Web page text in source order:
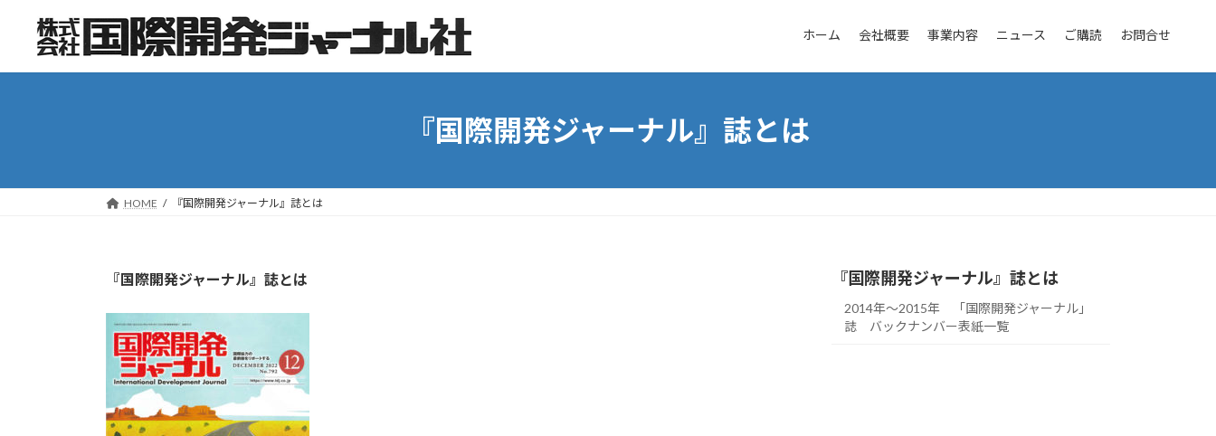
ン
ッ
ー
移
ホーム 会社概要 事業内容 ニュース ご購読 お問合せ
『国際開発ジャーナル』誌とは
HOME 『国際開発ジャーナル』誌とは
『国際開発ジャーナル』誌とは 『国際開発ジャーナル』誌とは
2014年～2015年 「国際開発ジャーナル」
誌 バックナンバー表紙一覧